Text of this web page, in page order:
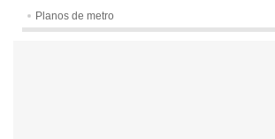
Planos de metro